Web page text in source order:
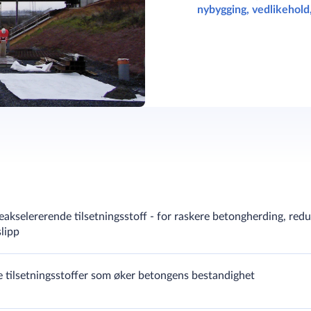
nybygging,
tilsetningsstoff - for raskere betongherding,
tilsetningsstoffer som øker betongens bestandighet